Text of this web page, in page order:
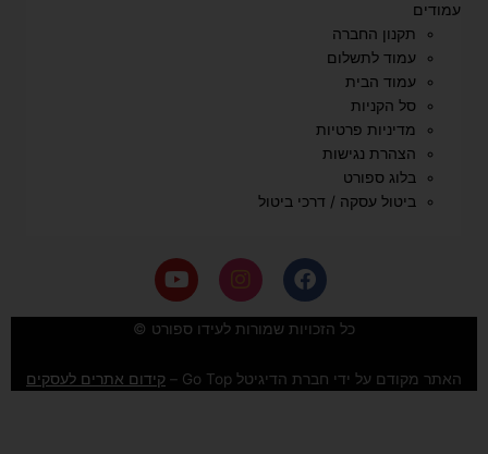
עמודים
תקנון החברה
עמוד לתשלום
עמוד הבית
סל הקניות
מדיניות פרטיות
הצהרת נגישות
בלוג ספורט
ביטול עסקה / דרכי ביטול
F
a
c
e
o
o
I
n
s
t
g
r
Y
o
u
t
b
e
כל הזכויות שמורות לעידו ספורט ©
האתר מקודם על ידי חברת הדיגיטל Go Top – קידום אתרים לעסקים